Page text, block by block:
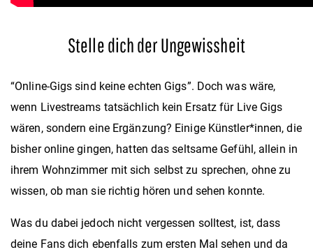
Stelle dich der Ungewissheit
“Online-Gigs sind keine echten Gigs”. Doch was wäre,
wenn Livestreams tatsächlich kein Ersatz für Live Gigs
wären, sondern eine Ergänzung? Einige Künstler*innen, die
bisher online gingen, hatten das seltsame Gefühl, allein in
ihrem Wohnzimmer mit sich selbst zu sprechen, ohne zu
wissen, ob man sie richtig hören und sehen konnte.
Was du dabei jedoch nicht vergessen solltest, ist, dass
deine Fans dich ebenfalls zum ersten Mal sehen und da